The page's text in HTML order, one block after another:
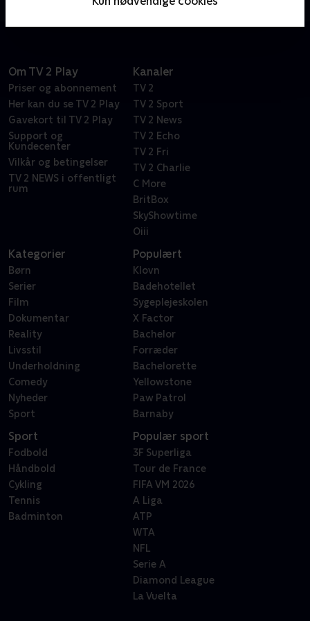
Om TV 2 Play
Priser og abonnement
Her kan du se TV 2 Play
Gavekort til TV 2 Play
Support og
Kundecenter
Vilkår og betingelser
TV 2 NEWS i offentligt
rum
Kanaler
TV 2
TV 2 Sport
TV 2 News
TV 2 Echo
TV 2 Fri
TV 2 Charlie
C More
BritBox
SkyShowtime
Oiii
Kategorier
Børn
Serier
Film
Dokumentar
Reality
Livsstil
Underholdning
Comedy
Nyheder
Sport
Populært
Klovn
Badehotellet
Sygeplejeskolen
X Factor
Bachelor
Forræder
Bachelorette
Yellowstone
Paw Patrol
Barnaby
Sport
Fodbold
Håndbold
Cykling
Tennis
Badminton
Populær sport
3F Superliga
Tour de France
FIFA VM 2026
A Liga
ATP
WTA
NFL
Serie A
Diamond League
La Vuelta